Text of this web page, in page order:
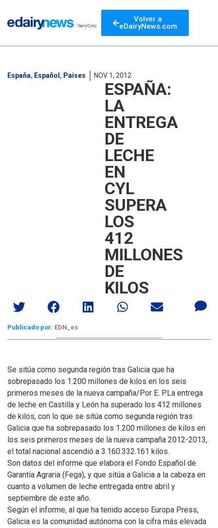
Volver a
eDairyNews.com
España, Español , Paises NOV 1, 2012
ESPAÑA:
LA
ENTREGA
DE
LECHE
EN
CYL
SUPERA
LOS
412
MILLONES
DE
KILOS
Publicado por: EDN_es
Se sitúa como segunda región tras Galicia que ha
sobrepasado los 1.200 millones de kilos en los seis
primeros meses de la nueva campaña/Por E. P.La entrega
de leche en Castilla y León ha superado los 412 millones
de kilos, con lo que se sitúa como segunda región tras
Galicia que ha sobrepasado los 1.200 millones de kilos en
los seis primeros meses de la nueva campaña 2012-2013,
el total nacional ascendió a 3.160.332.161 kilos.
Son datos del informe que elabora el Fondo Español de
Garantía Agraria (Fega), y que sitúa a Galicia a la cabeza en
cuanto a volumen de leche entregada entre abril y
septiembre de este año.
Según el informe, al que ha tenido acceso Europa Press,
Galicia es la comunidad autónoma con la cifra más elevada